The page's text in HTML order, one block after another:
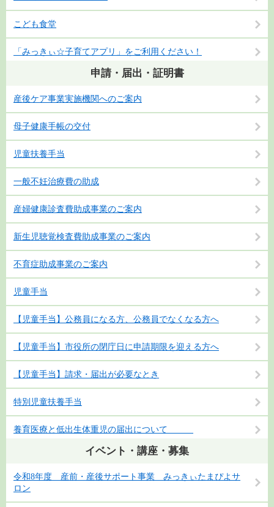
こども食堂
「みっきぃ☆子育てアプリ」をご利用ください！
申請・届出・証明書
産後ケア事業実施機関へのご案内
母子健康手帳の交付
児童扶養手当
一般不妊治療費の助成
産婦健康診査費助成事業のご案内
新生児聴覚検査費助成事業のご案内
不育症助成事業のご案内
児童手当
【児童手当】公務員になる方、公務員でなくなる方へ
【児童手当】市役所の閉庁日に申請期限を迎える方へ
【児童手当】請求・届出が必要なとき
特別児童扶養手当
養育医療と低出生体重児の届出について
イベント・講座・募集
令和8年度 産前・産後サポート事業 みっきぃたまぴよサ
ロン